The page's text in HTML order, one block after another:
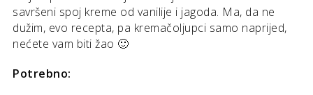
savršeni spoj kreme od vanilije i jagoda. Ma, da ne
dužim, evo recepta, pa kremačoljupci samo naprijed,
nećete vam biti žao 🙂
Potrebno: